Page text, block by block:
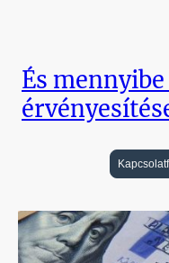
És